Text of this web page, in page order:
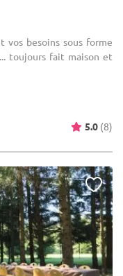
vos besoins sous forme
toujours fait maison et
5.0 (8)